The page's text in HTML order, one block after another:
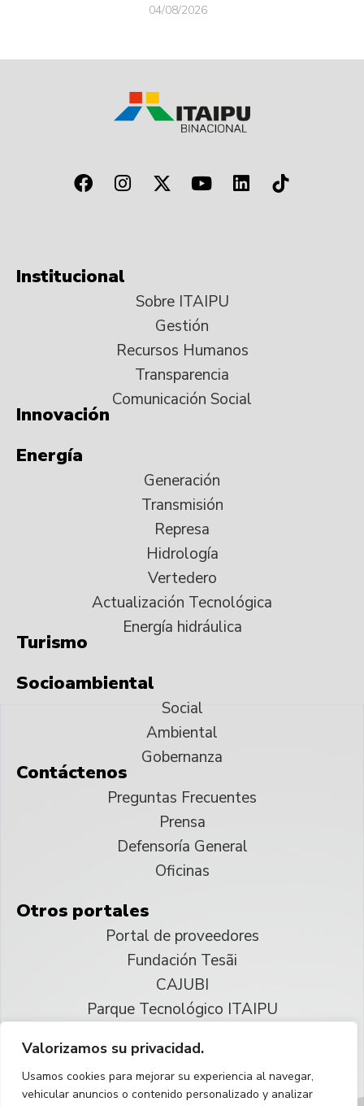
Valorizamos su privacidad.
Usamos cookies para mejorar su experiencia al navegar,
vehicular anuncios o contenido personalizado y analizar
04/08/2026
Institucional
Sobre ITAIPU
Gestión
Recursos Humanos
Transparencia
Comunicación Social
Innovación
Energía
Generación
Transmisión
Represa
Hidrología
Vertedero
Actualización Tecnológica
Energía hidráulica
Turismo
Socioambiental
Social
Ambiental
Gobernanza
Contáctenos
Preguntas Frecuentes
Prensa
Defensoría General
Oficinas
Otros portales
Portal de proveedores
Fundación Tesãi
CAJUBI
Parque Tecnológico ITAIPU
Reservados todos los derechos